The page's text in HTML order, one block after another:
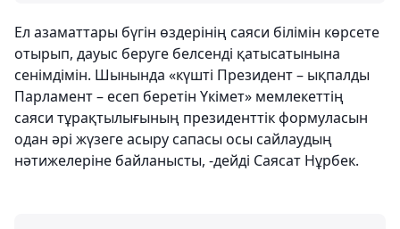
Ел азаматтары бүгін өздерінің саяси білімін көрсете
отырып, дауыс беруге белсенді қатысатынына
сенімдімін. Шынында «күшті Президент – ықпалды
Парламент – есеп беретін Үкімет» мемлекеттің
саяси тұрақтылығының президенттік формуласын
одан әрі жүзеге асыру сапасы осы сайлаудың
нәтижелеріне байланысты, -дейді Саясат Нұрбек.